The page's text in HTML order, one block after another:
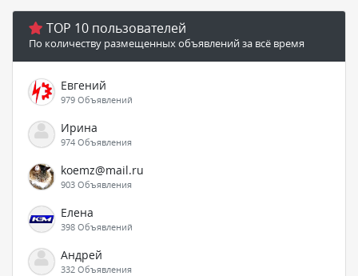
TOP 10 пользователей
По количеству размещенных объявлений за всё время
Евгений
979 Объявлений
Ирина
974 Объявления
koemz@mail.ru
903 Объявления
Елена
398 Объявлений
Андрей
332 Объявления